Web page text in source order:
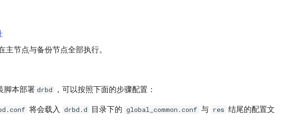
主节点与备份节点全部执行。
脚本部署 drbd ，可以按照下面的步骤配置：
将会载入 drbd.d 目录下的 global_common.conf 与 res 结尾的配置文